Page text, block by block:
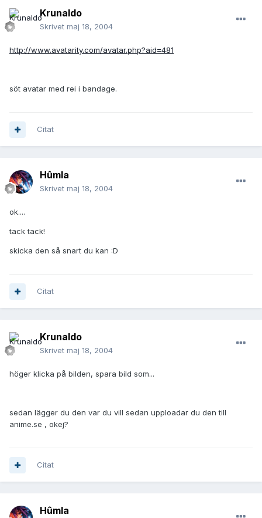
Krunaldo
Skrivet maj 18, 2004
http://www.avatarity.com/avatar.php?aid=481
söt avatar med rei i bandage.
Citat
Hûmla
Skrivet maj 18, 2004
ok....
tack tack!
skicka den så snart du kan :D
Citat
Krunaldo
Skrivet maj 18, 2004
höger klicka på bilden, spara bild som...
sedan lägger du den var du vill sedan upploadar du den till
anime.se , okej?
Citat
Hûmla